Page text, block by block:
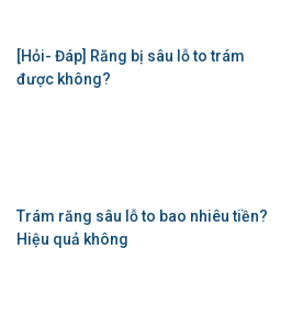
[Hỏi- Đáp] Răng bị sâu lỗ to trám
được không?
Trám răng sâu lỗ to bao nhiêu tiền?
Hiệu quả không